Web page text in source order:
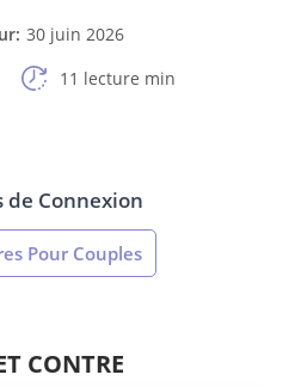
30 juin 2026
11 lecture min
Connexion
Pour Couples
CONTRE